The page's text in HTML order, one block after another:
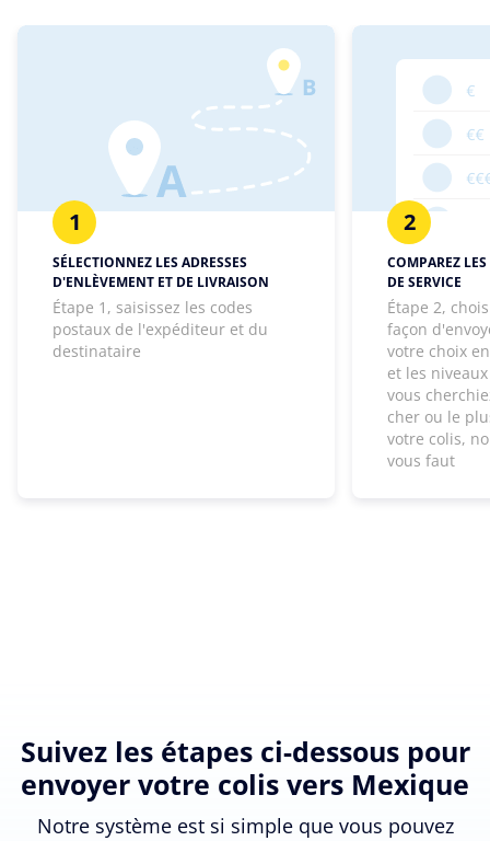
1
SÉLECTIONNEZ LES ADRESSES
D'ENLÈVEMENT ET DE LIVRAISON
Étape 1, saisissez les codes
postaux de l'expéditeur et du
destinataire
2
COMPAREZ
DE SERVICE
Étape 2,
façon
votre choix
et les
vous
cher ou le
votre colis,
vous faut
Suivez les étapes ci-dessous pour
envoyer votre colis vers Mexique
Notre système est si simple que vous pouvez